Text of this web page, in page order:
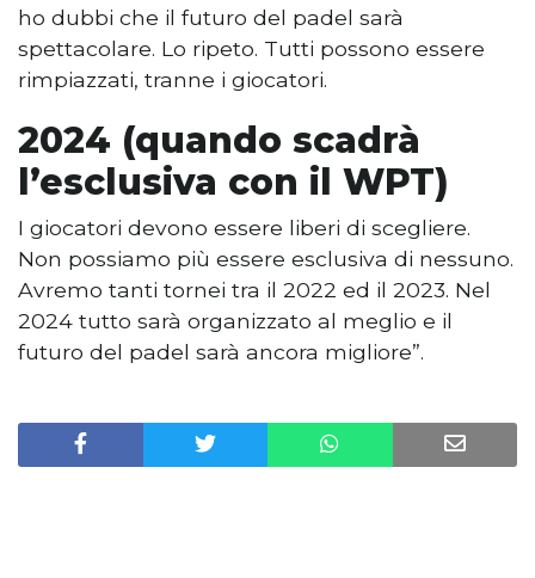
ho dubbi che il futuro del padel sarà
spettacolare. Lo ripeto. Tutti possono essere
rimpiazzati, tranne i giocatori.
2024 (quando scadrà
l’esclusiva con il WPT)
I giocatori devono essere liberi di scegliere.
Non possiamo più essere esclusiva di nessuno.
Avremo tanti tornei tra il 2022 ed il 2023. Nel
2024 tutto sarà organizzato al meglio e il
futuro del padel sarà ancora migliore”.